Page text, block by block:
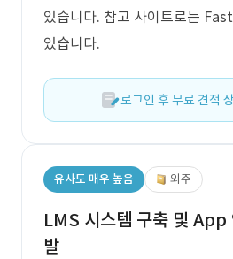
있습니다. 참고 사이트로는
있습니다.
로그인 후 무료 견적
유사도 매우 높음 외주
LMS 시스템 구축 및 App
발